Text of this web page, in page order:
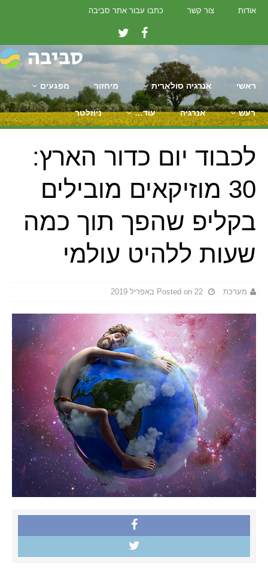
אודות צור קשר כתבו עבור אתר סביבה
ראשי אנרגיה סולארית מיחזור מפגעים
רעש אנרגיה עוד… ניוזלטר
לכבוד יום כדור הארץ:
30 מוזיקאים מובילים
בקליפ שהפך תוך כמה
שעות ללהיט עולמי
מערכת